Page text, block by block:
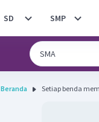
SD SMP
Beranda Setiap benda